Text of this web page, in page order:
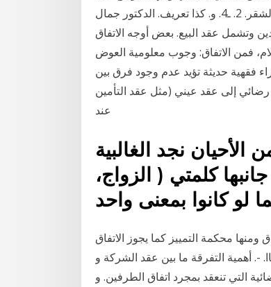
يتبلور بين طياته إرادة العقد. <. اﻻتفاق. <. الوعد. ) ذة. : مليكة نايت لشقر. 2. ـ4. و. كذا تعريف. الدكتور جمال
وتشمل عقد البيع. بعض أوجه الاتفاق
فمن الاتفاق: وجوب معلومية العوض
فقهية حديثة تؤيد عدم وجود فرق بين
رضائي إلى عقد عيني (مثل عقد التأمين
الأحيان نجد الغالبية
كلمتي ( الزواج،
ومنها محكمة التمييز كما يجوز الاتفاق
-. أهمية التفرقة ما بين عقد الشركة و
التي تنعقد بمجرد اتفاق الطرفين. و